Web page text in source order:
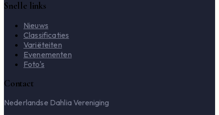
Snelle links
Nieuws
Classificaties
Variëteiten
Evenementen
Foto's
Contact
Nederlandse Dahlia Vereniging